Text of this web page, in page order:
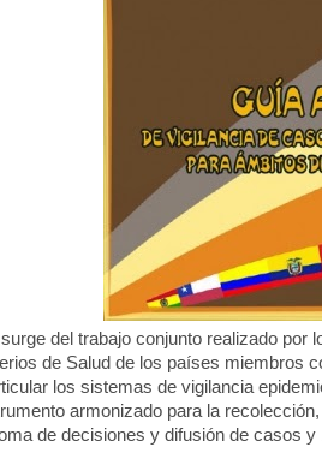
del trabajo conjunto realizado por
de Salud de los países miembros
los sistemas de vigilancia
armonizado para la
de decisiones y difusión de casos